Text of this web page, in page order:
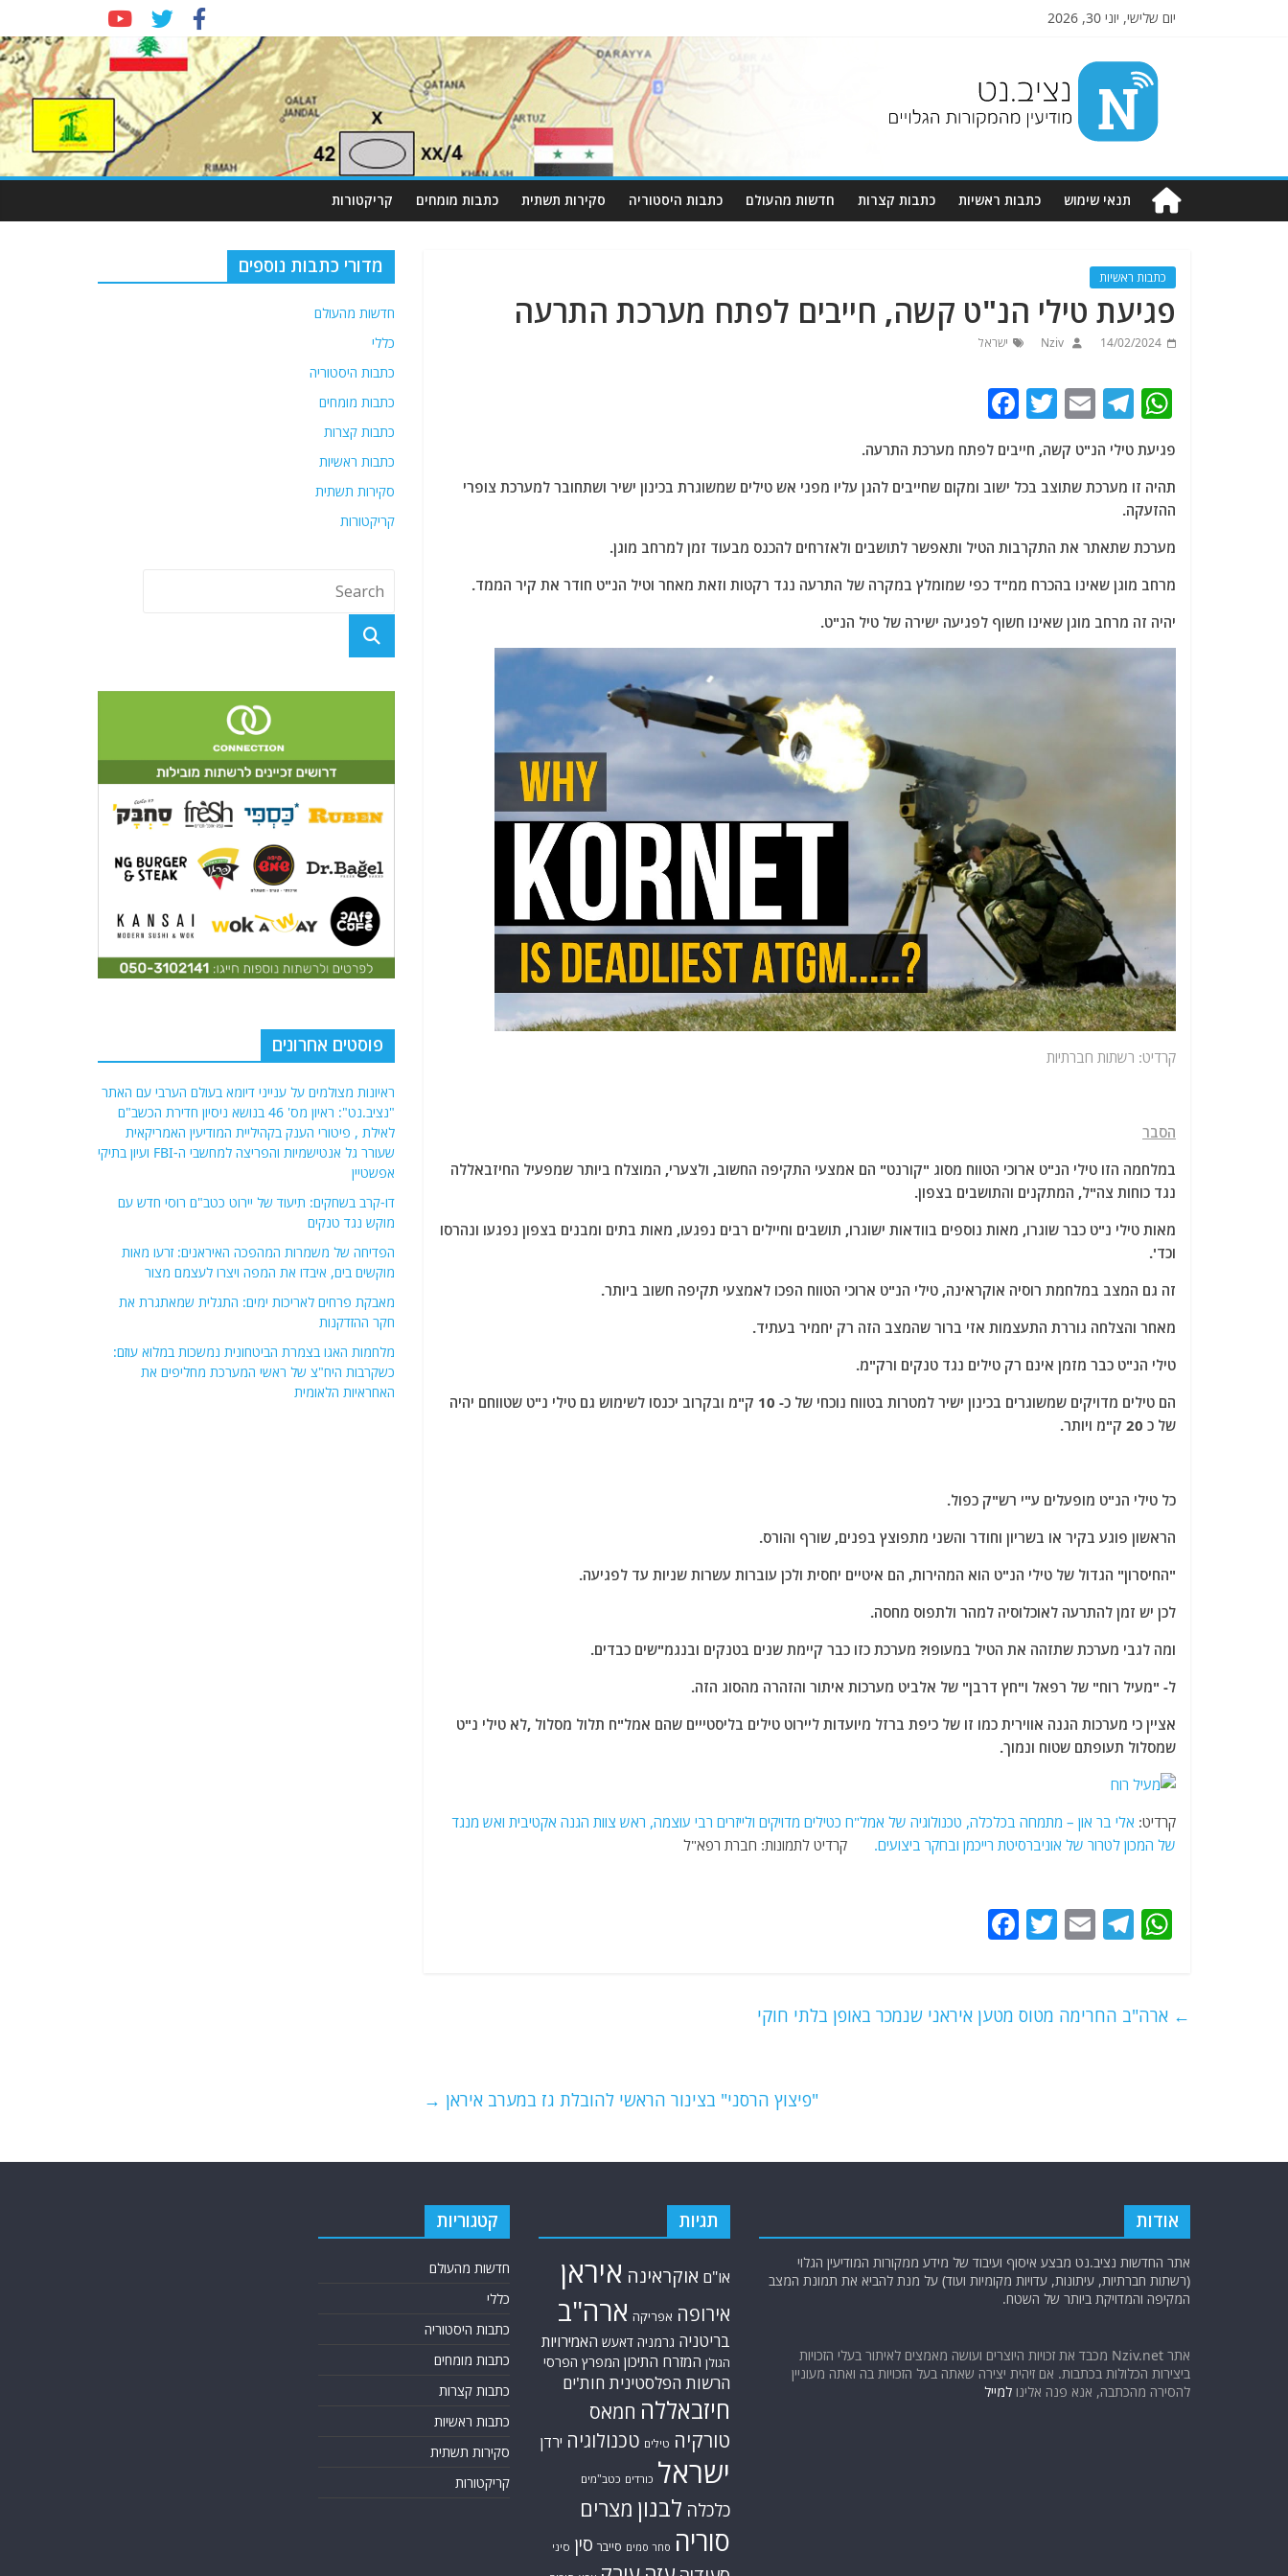
יום שלישי, יוני 30, 2026
Nziv.net
מודיעין
מהמקורות
תנאי שימוש כתבות ראשיות כתבות קצרות חדשות מהעולם כתבות היסטוריה סקירות תשתית כתבות מומחים קריקטורות
כתבות ראשיות
פגיעת טילי הנ"ט קשה, חייבים לפתח מערכת התרעה
14/02/2024
Nziv ישראל
W
at
s
A
p
p
T
e
g
m
E
ai
l
T
itt
er
a
c
e
o
o
k
פגיעת טילי הנ"ט קשה, חייבים לפתח מערכת התרעה.
תהיה זו מערכת שתוצב בכל ישוב ומקום שחייבים להגן עליו מפני אש טילים שמשוגרת בכינון ישיר ושתחובר למערכת צופרי
ההזעקה.
מערכת שתאתר את התקרבות הטיל ותאפשר לתושבים ולאזרחים להכנס מבעוד זמן למרחב מוגן.
מרחב מוגן שאינו בהכרח ממ"ד כפי שמומלץ במקרה של התרעה נגד רקטות וזאת מאחר וטיל הנ"ט חודר את קיר הממד.
יהיה זה מרחב מוגן שאינו חשוף לפגיעה ישירה של טיל הנ"ט.
קרדיט: רשתות חברתיות
הסבר
במלחמה הזו טילי הנ"ט ארוכי הטווח מסוג "קורנט" הם אמצעי התקיפה החשוב, ולצערי, המוצלח ביותר שמפעיל החיזבאללה
נגד כוחות צה"ל, המתקנים והתושבים בצפון.
מאות טילי נ"ט כבר שוגרו, מאות נוספים בוודאות ישוגרו, תושבים וחיילים רבים נפגעו, מאות בתים ומבנים בצפון נפגעו ונהרסו
וכד'.
זה גם המצב במלחמת רוסיה אוקראינה, טילי הנ"ט ארוכי הטווח הפכו לאמצעי תקיפה חשוב ביותר.
מאחר והצלחה גוררת התעצמות אזי ברור שהמצב הזה רק יחמיר בעתיד.
טילי הנ"ט כבר מזמן אינם רק טילים נגד טנקים ורק"מ.
הם טילים מדויקים שמשוגרים בכינון ישיר למטרות בטווח נוכחי של כ- 10 ק"מ ובקרוב יכנסו לשימוש גם טילי נ"ט שטווחם יהיה
של כ 20 ק"מ ויותר.
כל טילי הנ"ט מופעלים ע"י רש"ק כפול.
הראשון פוגע בקיר או בשריון וחודר והשני מתפוצץ בפנים, שורף והורס.
"החיסרון" הגדול של טילי הנ"ט הוא המהירות, הם איטיים יחסית ולכן עוברות עשרות שניות עד לפגיעה.
לכן יש זמן להתרעה לאוכלוסיה למהר ולתפוס מחסה.
ומה לגבי מערכת שתזהה את הטיל במעופו? מערכת כזו כבר קיימת שנים בטנקים ובנגמ"שים כבדים.
ל- "מעיל רוח" של רפאל ו"חץ דרבן" של אלביט מערכות איתור והזהרה מהסוג הזה.
אציין כי מערכות הגנה אווירית כמו זו של כיפת ברזל מיועדות ליירוט טילים בליסטייים שהם אמל"ח תלול מסלול ,לא טילי נ"ט
שמסלול תעופתם שטוח ונמוך.
קרדיט: אלי בר און – מתמחה בכלכלה, טכנולוגיה של אמל"ח כטילים מדויקים ולייזרים רבי עוצמה, ראש צוות הגנה אקטיבית ואש מנגד
של המכון לטרור של אוניברסיטת רייכמן ובחקר ביצועים.
קרדיט לתמונות: חברת רפא"ל
W
s
T
g
E
l
T
er
e ← ארה"ב החרימה מטוס מטען איראני שנמכר באופן בלתי חוקי
"פיצוץ הרסני" בצינור הראשי להובלת גז במערב איראן →
מדורי כתבות נוספים
חדשות מהעולם
כללי
כתבות היסטוריה
כתבות מומחים
כתבות קצרות
כתבות ראשיות
סקירות תשתית
קריקטורות
פוסטים אחרונים
ראיונות מצולמים על ענייני דיומא בעולם הערבי עם האתר
"נציב.נט": ראיון מס' 46 בנושא ניסיון חדירת הכשב"ם
לאילת , פיטורי הענק בקהיליית המודיעין האמריקאית
שעורר גל אנטישמיות והפריצה למחשבי ה-FBI ועיון בתיקי
אפשטיין
דו-קרב בשחקים: תיעוד של יירוט כטב"ם רוסי חדש עם
מוקש נגד טנקים
הפדיחה של משמרות המהפכה האיראנים: זרעו מאות
מוקשים בים, איבדו את המפה ויצרו לעצמם מצור
מאבקת פרחים לאריכות ימים: התגלית שמאתגרת את
חקר ההזדקנות
מלחמות האגו בצמרת הביטחונית נמשכות במלוא עוזם:
כשקרבות היח"צ של ראשי המערכת מחליפים את
האחראיות הלאומית
אודות
אתר החדשות נציב.נט מבצע איסוף ועיבוד של מידע ממקורות המודיעין הגלוי
(רשתות חברתיות, עיתונות, עדויות מקומיות ועוד) על מנת להביא את תמונת המצב
המקיפה והמדויקת ביותר של השטח.
אתר Nziv.net מכבד את זכויות היוצרים ועושה מאמצים לאיתור בעלי הזכויות
ביצירות הכלולות בכתבות. אם זיהית יצירה שאתה בעל הזכויות בה ואתה מעוניין
להסירה מהכתבה, אנא פנה אלינו למייל
תגיות
או"ם אוקראינה איראן
אירופה אפריקה ארה"ב
בריטניה גרמניה דאעש האמירויות
הגולן המזרח התיכון המפרץ הפרסי
הרשות הפלסטינית חות'ים
חיזבאללה חמאס
טורקיה טילים טכנולוגיה ירדן
ישראל כורדים כטב"מים
כלכלה לבנון מצרים
סוריה סחר סמים סייבר סין סיני
קטגוריות
חדשות מהעולם
כללי
כתבות היסטוריה
כתבות מומחים
כתבות קצרות
כתבות ראשיות
סקירות תשתית
קריקטורות